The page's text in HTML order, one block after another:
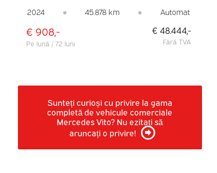
ÎNCĂLZITE/ UȘI 270GR./ CARPLAY/
CAMERĂ/ CRUISE CONTROL/ REMORCĂ
2024 ● 45.878 km ● Automat
€ 908,-
Pe lună / 72 luni
€ 48.444,-
Fără TVA
Sunteți curioși cu privire la gama
completă de vehicule comerciale
Mercedes Vito? Nu ezitați să
aruncați o privire!